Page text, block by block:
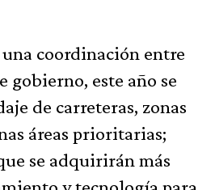
coordinación entre
gobierno, este año se
de carreteras, zonas
áreas prioritarias;
se adquirirán más